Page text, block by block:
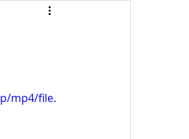
mp4/file.